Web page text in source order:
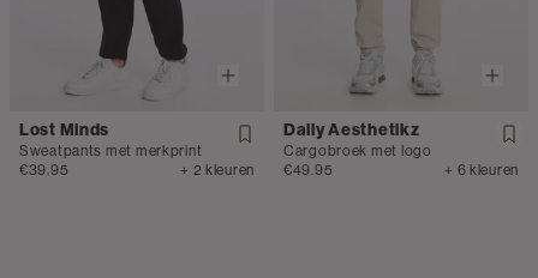
Lost Minds
Sweatpants met merkprint
€39.95
+ 2 kleuren
Daily Aesthetikz
Cargobroek met logo
€49.95
+ 6 kleuren